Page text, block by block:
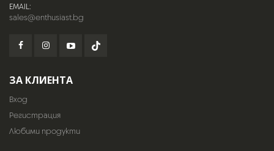
EMAIL:
sales@enthusiast.bg
ЗА КЛИЕНТА
Вход
Регистрация
Любими продукти